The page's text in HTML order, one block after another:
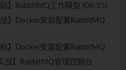
】RabbitMQ工作模型 (06:35)
】Docker安装配置RabbitMQ
】Docker安装配置RabbitMQ
战】RabbitMQ管理控制台